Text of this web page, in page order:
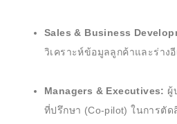
Sales & Business
วิเคราะห์ข้อมูลลูกค้าและร่าง
Managers & Executives: ผู้
ที่ปรึกษา (Co-pilot) ในการตั